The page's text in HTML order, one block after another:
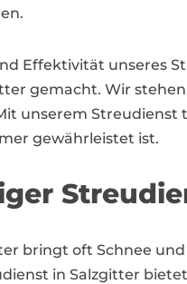
Effektivität unseres
gemacht. Wir
unserem Streudienst
gewährleistet ist.
bringt oft Schnee
in Salzgitter